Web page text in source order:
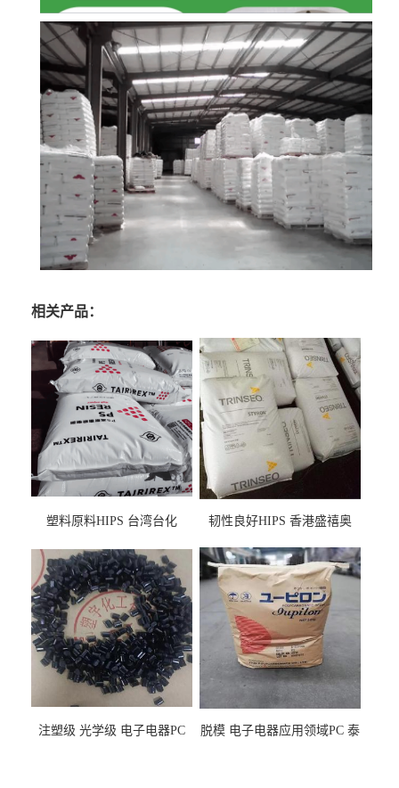
相关产品：
塑料原料HIPS 台湾台化
用料
韧性良好HIPS 香港盛禧奥
注塑级 光学级 电子电器PC
脱模 电子电器应用领域PC 泰